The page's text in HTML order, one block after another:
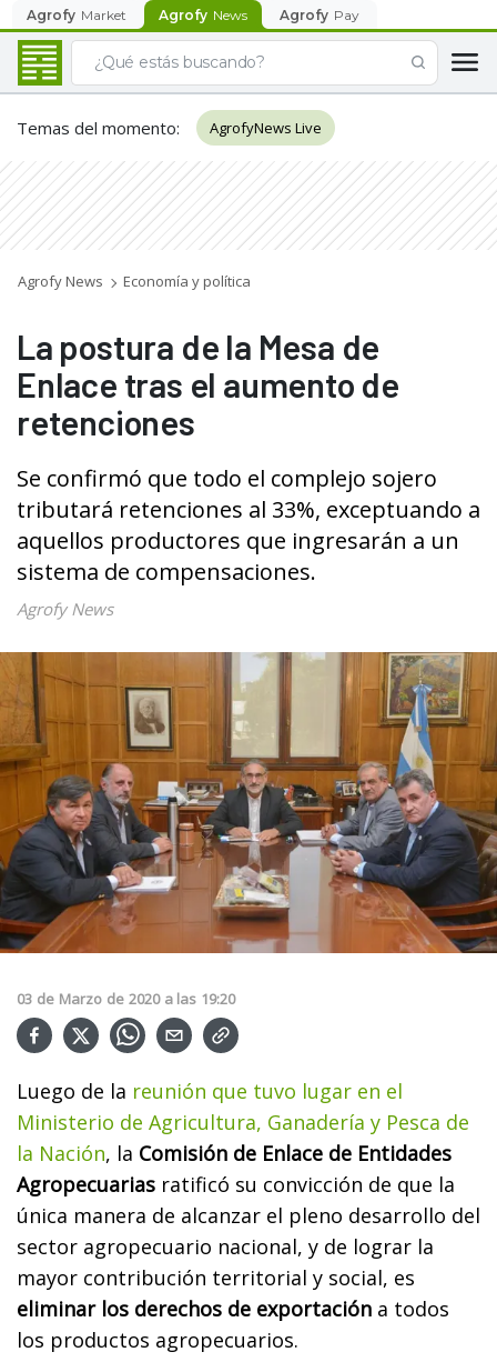
Agrofy Market Agrofy News Agrofy Pay
Temas del momento: AgrofyNews Live
Agrofy News Economía y política
La postura de la Mesa de
Enlace tras el aumento de
retenciones
Se confirmó que todo el complejo sojero
tributará retenciones al 33%, exceptuando a
aquellos productores que ingresarán a un
sistema de compensaciones.
Agrofy News
03 de Marzo de 2020 a las 19:20
Luego de la reunión que tuvo lugar en el
Ministerio de Agricultura, Ganadería y Pesca de
la Nación, la Comisión de Enlace de Entidades
Agropecuarias ratificó su convicción de que la
única manera de alcanzar el pleno desarrollo del
sector agropecuario nacional, y de lograr la
mayor contribución territorial y social, es
eliminar los derechos de exportación a todos
los productos agropecuarios.